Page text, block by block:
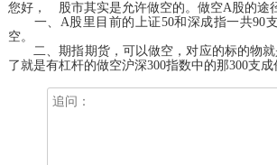
您好， 股市其实是允许做空的。做空A股的途
一、A股里目前的上证50和深成指一共90
空。
二、期指期货，可以做空，对应的标的物就
了就是有杠杆的做空沪深300指数中的那300支成